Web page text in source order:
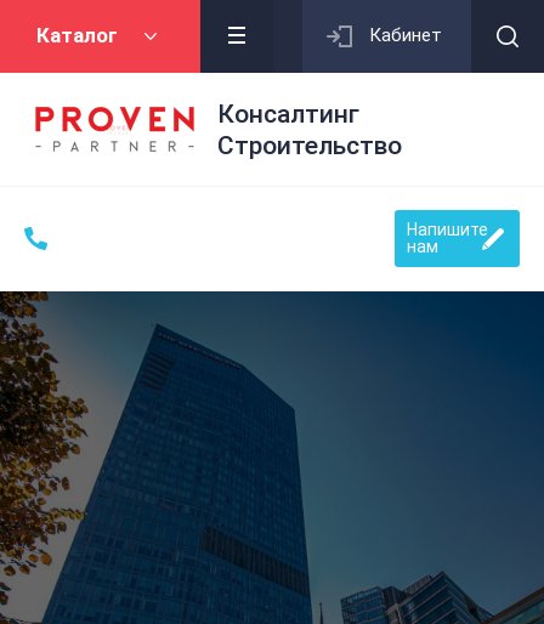
Каталог Кабинет
Консалтинг
Строительство
Напишите
нам